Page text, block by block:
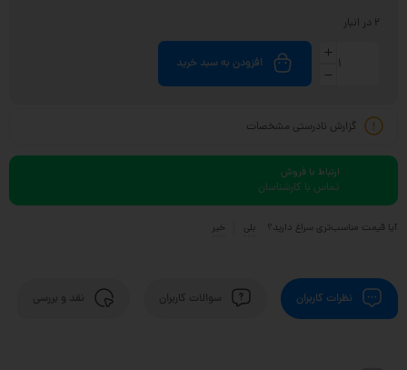
2 در انبار
افزودن به سبد خرید
گزارش نادرستی مشخصات
ارتباط با فروش
تماس با کارشناسان
آیا قیمت مناسب‌تری سراغ دارید؟ بلی خیر
نظرات کاربران سوالات کاربران نقد و بررسی